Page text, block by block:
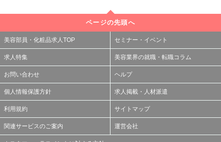
ページの先頭へ
美容部員・化粧品求人TOP セミナー・イベント
求人特集 美容業界の就職・転職コラム
お問い合わせ ヘルプ
個人情報保護方針 求人掲載・人材派遣
利用規約 サイトマップ
関連サービスのご案内 運営会社